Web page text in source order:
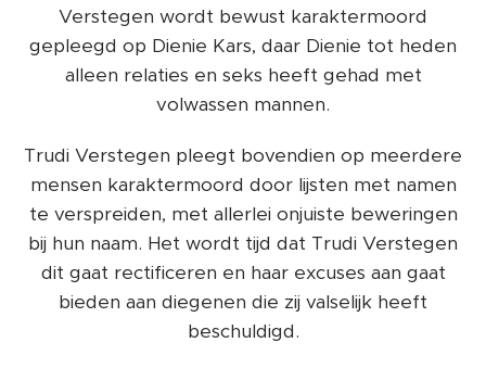
Verstegen wordt bewust karaktermoord
gepleegd op Dienie Kars, daar Dienie tot heden
alleen relaties en seks heeft gehad met
volwassen mannen.
Trudi Verstegen pleegt bovendien op meerdere
mensen karaktermoord door lijsten met namen
te verspreiden, met allerlei onjuiste beweringen
bij hun naam. Het wordt tijd dat Trudi Verstegen
dit gaat rectificeren en haar excuses aan gaat
bieden aan diegenen die zij valselijk heeft
beschuldigd.